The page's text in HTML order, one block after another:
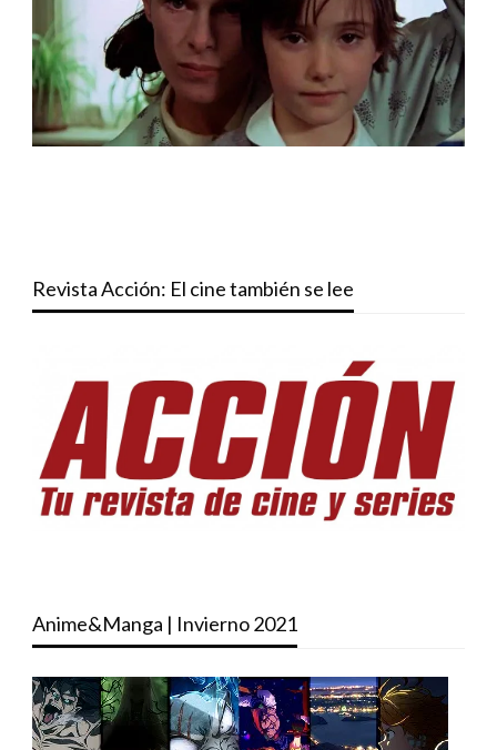
Revista Acción: El cine también se lee
Anime&Manga | Invierno 2021